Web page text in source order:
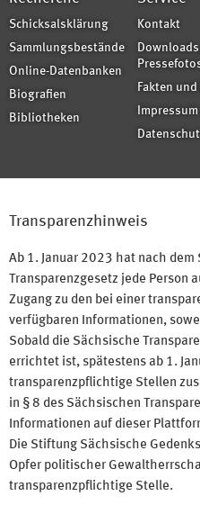
Schicksalsklärung
Sammlungsbestände
Online-Datenbanken
Biografien
Bibliotheken
Kontakt
Fakten und
Impressum
Transparenzhinweis
Ab 1. Januar 2023 hat nach dem
Transparenzgesetz jede Person
Zugang zu den bei einer
verfügbaren Informationen,
Sobald die Sächsische
errichtet ist, spätestens ab 1.
transparenzpflichtige Stellen
in § 8 des Sächsischen
Informationen auf dieser
Die Stiftung Sächsische
Opfer politischer
transparenzpflichtige Stelle.